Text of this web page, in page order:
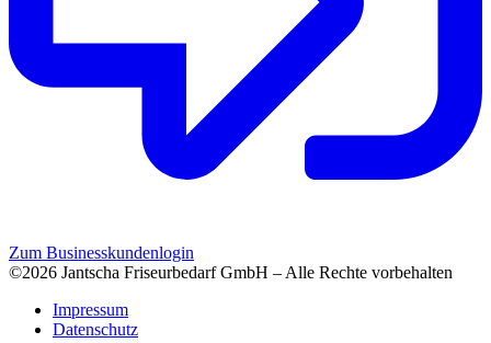
Zum Businesskundenlogin
©2026 Jantscha Friseurbedarf GmbH – Alle Rechte vorbehalten
Impressum
Datenschutz